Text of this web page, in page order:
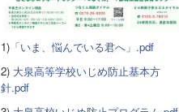
1) 「いま、悩んでいる君へ」.pdf
2) 大泉高等学校いじめ防止基本方
針.pdf